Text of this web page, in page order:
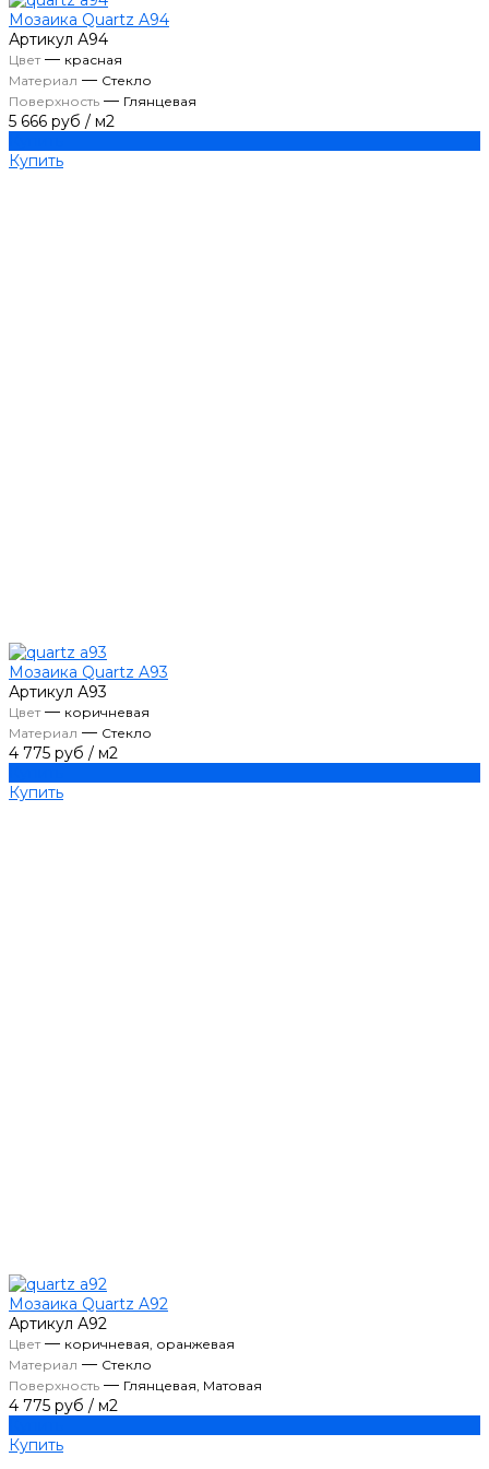
Мозаика Quartz A94
Артикул А94
Цвет— красная
Материал — Стекло
Поверхность — Глянцевая
5 666 руб / м2
Купить
Мозаика Quartz A93
Артикул А93
Цвет— коричневая
Материал — Стекло
4 775 руб / м2
Купить
Мозаика Quartz A92
Артикул А92
Цвет— коричневая, оранжевая
Материал — Стекло
Поверхность — Глянцевая, Матовая
4 775 руб / м2
Купить